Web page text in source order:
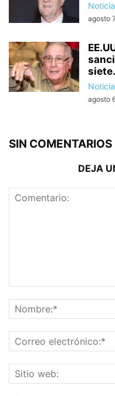
agosto
agosto
SIN COMENTARIOS
DEJA